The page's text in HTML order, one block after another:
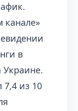
канале»
в
Украине.
7,4 из 10